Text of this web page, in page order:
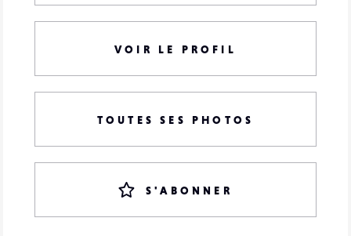
VOIR LE PROFIL
TOUTES SES PHOTOS
S'ABONNER